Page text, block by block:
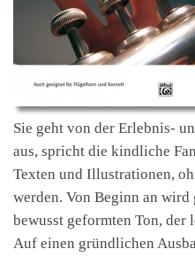
Sie geht von der Erlebnis-
aus, spricht die kindliche
Texten und Illustrationen,
werden. Von Beginn an
bewusst geformten Ton, der
Auf einen gründlichen